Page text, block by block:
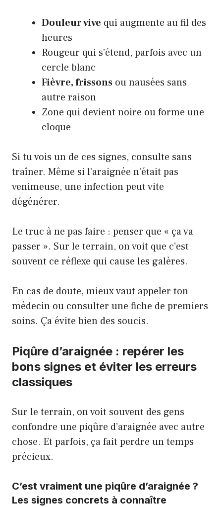
Douleur vive qui augmente au fil des
heures
Rougeur qui s’étend, parfois avec un
cercle blanc
Fièvre, frissons ou nausées sans
autre raison
Zone qui devient noire ou forme une
cloque
Si tu vois un de ces signes, consulte sans
traîner. Même si l’araignée n’était pas
venimeuse, une infection peut vite
dégénérer.
Le truc à ne pas faire : penser que « ça va
passer ». Sur le terrain, on voit que c’est
souvent ce réflexe qui cause les galères.
En cas de doute, mieux vaut appeler ton
médecin ou consulter une fiche de premiers
soins. Ça évite bien des soucis.
Piqûre d’araignée : repérer les
bons signes et éviter les erreurs
classiques
Sur le terrain, on voit souvent des gens
confondre une piqûre d’araignée avec autre
chose. Et parfois, ça fait perdre un temps
précieux.
C’est vraiment une piqûre d’araignée ?
Les signes concrets à connaître